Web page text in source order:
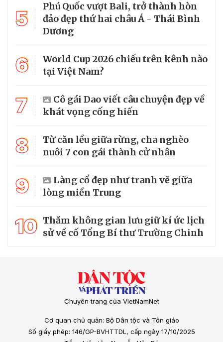
5
Phú Quốc vượt Bali, trở thành hòn
đảo đẹp thứ hai châu Á - Thái Bình
Dương
6
World Cup 2026 chiếu trên kênh nào
tại Việt Nam?
7
Cô gái Dao viết câu chuyện đẹp về
khát vọng cống hiến
8
Từ căn lều giữa rừng, cha nghèo
nuôi 7 con gái thành cử nhân
9
Làng cổ đẹp như tranh vẽ giữa
lòng miền Trung
10 Thăm không gian lưu giữ kí ức lịch
sử về cố Tổng Bí thư Trường Chinh
Chuyên trang của VietNamNet
Cơ quan chủ quản: Bộ Dân tộc và Tôn giáo
Số giấy phép: 146/GP-BVHTTDL, cấp ngày 17/10/2025